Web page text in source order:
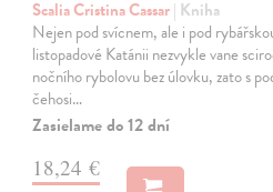
Scalia Cristina Cassar| Kniha
Nejen pod svícnem, ale i pod
listopadové Katánii nezvykle vane
nočního rybolovu bez úlovku, zato s
čehosi…
Zasielame do 12 dní
18,24 €